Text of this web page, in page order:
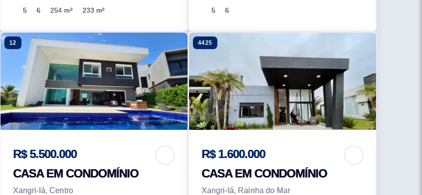
5 6 254 m² 233 m² 5 6
12
R$ 5.500.000
CASA EM CONDOMÍNIO
Xangri-lá, Centro
4425
R$ 1.600.000
CASA EM CONDOMÍNIO
Xangri-lá, Rainha do Mar